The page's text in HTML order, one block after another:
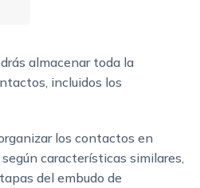
almacenar toda la
incluidos los
los contactos en
características similares,
del embudo de